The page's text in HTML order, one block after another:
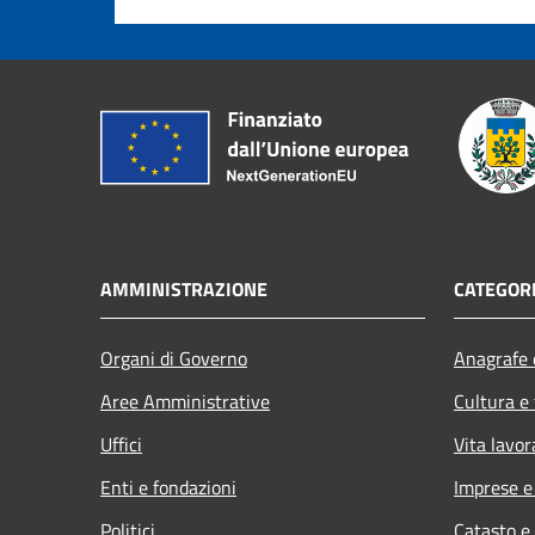
AMMINISTRAZIONE
Organi di Governo
Aree Amministrative
Uffici
Enti e fondazioni
Cultura
Vita
Imprese